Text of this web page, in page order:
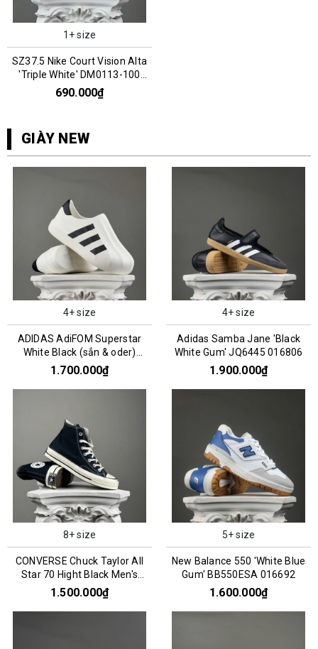
1+ size
SZ37.5 Nike Court Vision Alta
'Triple White' DM0113-100
066808
690.000₫
GIÀY NEW
4+ size
ADIDAS AdiFOM Superstar
White Black (sẳn & oder)
HQ8750
1.700.000₫
4+ size
Adidas Samba Jane 'Black
White Gum' JQ6445 016806
1.900.000₫
8+ size
CONVERSE Chuck Taylor All
Star 70 Hight Black Men's
162050C
1.500.000₫
5+ size
New Balance 550 'White Blue
Gum' BB550ESA 016692
1.600.000₫